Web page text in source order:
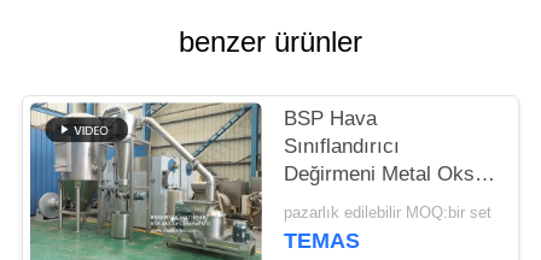
HARITASI
PRIVACY
POLICY
benzer ürünler
BSP Hava
Sınıflandırıcı
Değirmeni Metal Oksit
Hava Sınıflandırıcısı
Metal Oksit ACM
pazarlık edilebilir MOQ:bir set
TEMAS